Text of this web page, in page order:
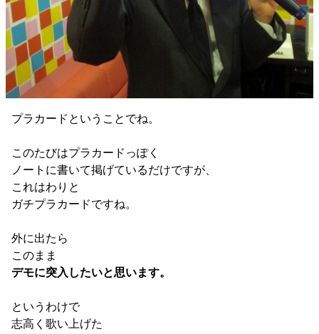
プラカードということでね。
このたびはプラカードっぽく
ノートに書いて掲げているだけですが、
これはわりと
ガチプラカードですね。
外に出たら
このまま
デモに突入したいと思います。
というわけで
志高く歌い上げた